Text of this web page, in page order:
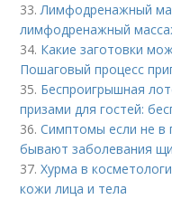
33.Лимфодренажный
лимфодренажный
34. Какие заготовки
Пошаговый процесс
35. Беспроигрышная
призами для гостей:
36.Симптомы если не в
бывают заболевания
37.Хурма в
кожи лица и тела